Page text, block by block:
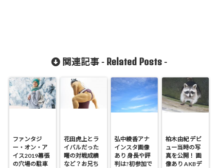
関連記事 - Related Posts-
ファンタジ
ー・オン・ア
イス2019幕張
の穴場の駐車
花田虎上とラ
イバルだった
曙の対戦成績
など？お兄ち
弘中綾香アナ
インスタ画像
あり 身長や評
判は?初参加で
柏木由紀 デビ
ュー当時の写
真を公開！ 画
像あり AKBデ